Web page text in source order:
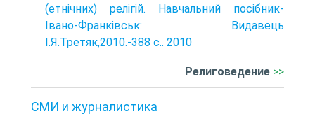
(етнічних) релігій. Навчальний посібник-
Івано-Франківськ: Видавець
І.Я.Третяк,2010.-388 с.. 2010
Религоведение >>
СМИ и журналистика